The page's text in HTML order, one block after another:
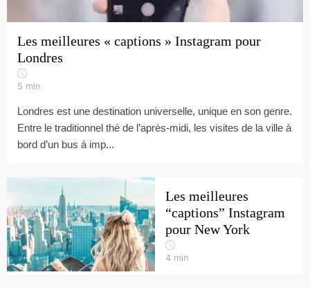
Les meilleures « captions » Instagram pour
Londres
5 min
Londres est une destination universelle, unique en son genre.
Entre le traditionnel thé de l’après-midi, les visites de la ville à
bord d’un bus à imp...
Les meilleures
“captions” Instagram
pour New York
4 min